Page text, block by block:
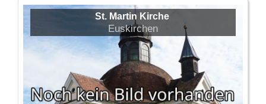
St. Martin Kirche
Euskirchen